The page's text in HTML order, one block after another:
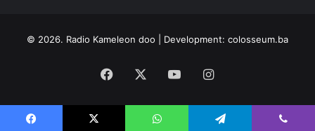
© 2026. Radio Kameleon doo | Development: colosseum.ba
Facebook YouTubeInstagram